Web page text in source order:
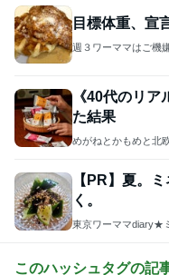
目標体重、宣
週３ワーママはご機
《40代のリ
た結果
めがねとかもめと北
【PR】夏。
く。
東京ワーママdiary★
このハッシュタグの記